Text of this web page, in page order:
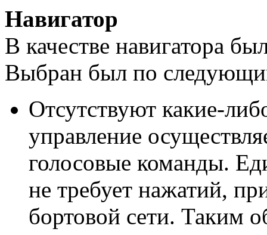
Навигатор
В качестве навигатора
Выбран был по
Отсутствуют какие-
управление
голосовые команды.
не требует нажатий,
бортовой сети. Таким